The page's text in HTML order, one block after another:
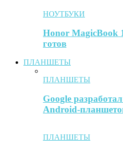
НОУТБУКИ
Honor MagicBook
готов
ПЛАНШЕТЫ
ПЛАНШЕТЫ
Google
Android-
ПЛАНШЕТЫ